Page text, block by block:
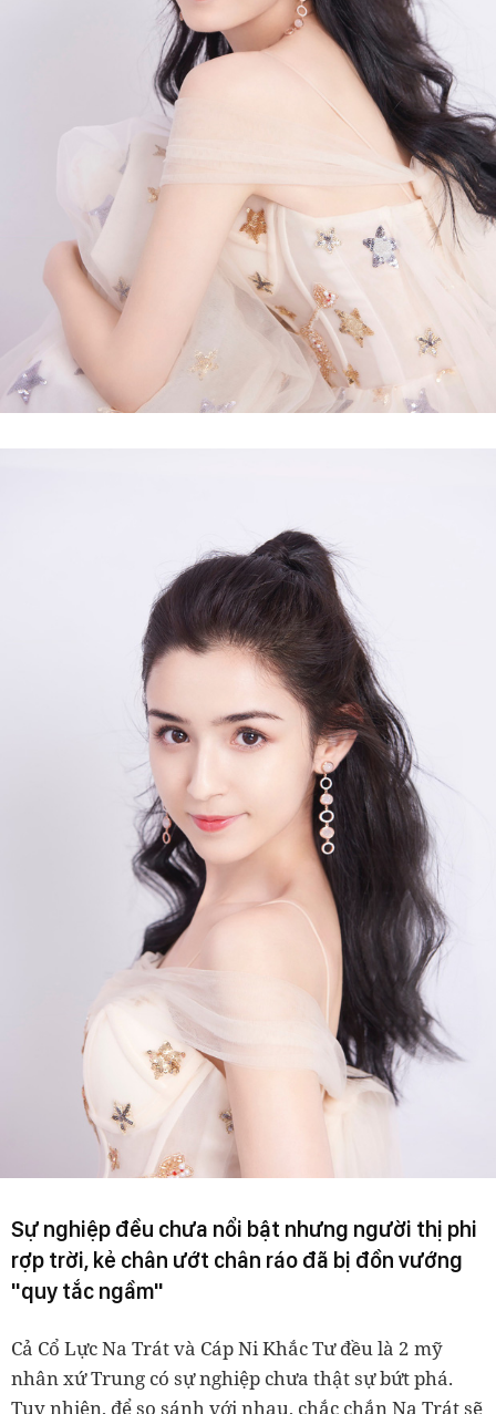
Sự nghiệp đều chưa nổi bật nhưng người thị phi
rợp trời, kẻ chân ướt chân ráo đã bị đồn vướng
"quy tắc ngầm"
Cả Cổ Lực Na Trát và Cáp Ni Khắc Tư đều là 2 mỹ
nhân xứ Trung có sự nghiệp chưa thật sự bứt phá.
Tuy nhiên, để so sánh với nhau, chắc chắn Na Trát sẽ